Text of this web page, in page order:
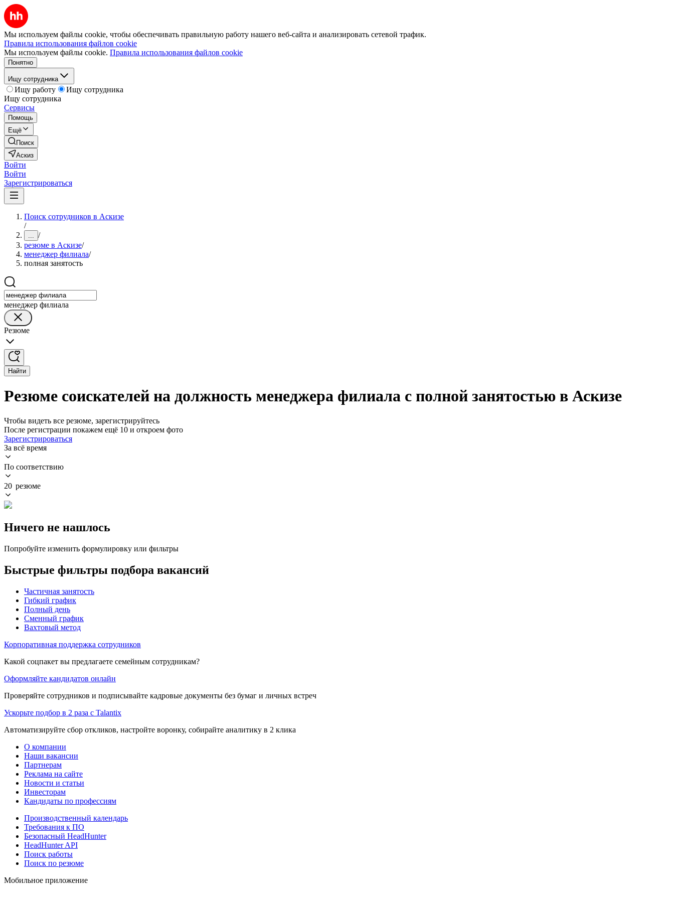
Мы используем файлы cookie, чтобы обеспечивать правильную работу нашего веб-сайта и анализировать сетевой трафик.
Правила использования файлов cookie
Мы используем файлы cookie. Правила использования файлов cookie
Понятно
Ищу сотрудника
Ищу работу
Ищу сотрудника
Ищу сотрудника
Сервисы
Помощь
Ещё
Поиск
Аскиз
Войти
Войти
Зарегистрироваться
Поиск сотрудников в Аскизе
/
... /
резюме в Аскизе/
менеджер филиала/
полная занятость
менеджер филиала
Резюме
Найти
Резюме соискателей на должность менеджера филиала с полной занятостью в Аскизе
Чтобы видеть все резюме, зарегистрируйтесь
После регистрации покажем ещё 10 и откроем фото
Зарегистрироваться
За всё время
По соответствию
20 резюме
Ничего не нашлось
Попробуйте изменить формулировку или фильтры
Быстрые фильтры подбора вакансий
Частичная занятость
Гибкий график
Полный день
Сменный график
Вахтовый метод
Корпоративная поддержка сотрудников
Какой соцпакет вы предлагаете семейным сотрудникам?
Оформляйте кандидатов онлайн
Проверяйте сотрудников и подписывайте кадровые документы без бумаг и личных встреч
Ускорьте подбор в 2 раза с Talantix
Автоматизируйте сбор откликов, настройте воронку, собирайте аналитику в 2 клика
О компании
Наши вакансии
Партнерам
Реклама на сайте
Новости и статьи
Инвесторам
Кандидаты по профессиям
Производственный календарь
Требования к ПО
Безопасный HeadHunter
HeadHunter API
Поиск работы
Поиск по резюме
Мобильное приложение